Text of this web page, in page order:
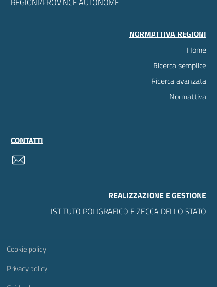
REGIONI/PROVINCE AUTONOME
NORMATTIVA REGIONI
Home
Ricerca semplice
Ricerca avanzata
Normattiva
CONTATTI
REALIZZAZIONE E GESTIONE
ISTITUTO POLIGRAFICO E ZECCA DELLO STATO
Sezione Link Utili
Cookie policy
Privacy policy